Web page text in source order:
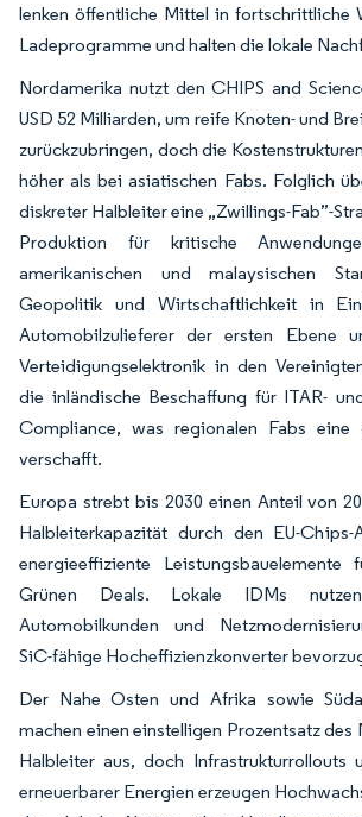
lenken öffentliche Mittel in fortschrittliche
Ladeprogramme und halten die lokale
Nordamerika nutzt den CHIPS and
USD 52 Milliarden, um reife Knoten- und
zurückzubringen, doch die
höher als bei asiatischen Fabs. Folglich
diskreter Halbleiter eine „Zwillings-Fab”-
Produktion für kritische
amerikanischen und malaysischen
Geopolitik und Wirtschaftlichkeit in
Automobilzulieferer der ersten Ebene
Verteidigungselektronik in den
die inländische Beschaffung für ITAR-
Compliance, was regionalen Fabs eine
verschafft.
Europa strebt bis 2030 einen Anteil von
Halbleiterkapazität durch den EU-
energieeffiziente
Grünen Deals. Lokale IDMs
Automobilkunden und
SiC-fähige Hocheffizienzkonverter
Der Nahe Osten und Afrika sowie
machen einen einstelligen Prozentsatz des
Halbleiter aus, doch Infrastrukturrollouts
erneuerbarer Energien erzeugen